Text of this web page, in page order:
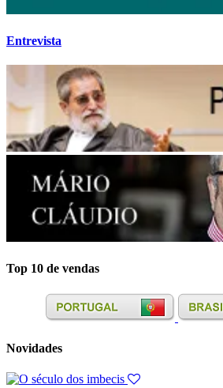
Entrevista
Top 10 de vendas
Novidades